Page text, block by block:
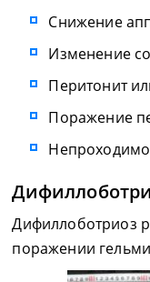
Снижение
Изменение
Перитонит
Поражение
Дифиллоботриоз
поражении